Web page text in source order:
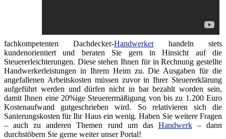
fachkompetenten Dachdecker-Handwerkerhandeln stets
kundenorientiert und beraten Sie gern in Hinsicht auf die
Steuererleichterungen. Diese stehen Ihnen für in Rechnung gestellte
Handwerkerleistungen in Ihrem Heim zu. Die Ausgaben für die
angefallenen Arbeitskosten müssen zuvor in Ihrer Steuererklärung
aufgeführt werden und dürfen nicht in bar bezahlt worden sein,
damit Ihnen eine 20%ige Steuerermäßigung von bis zu 1.200 Euro
Kostenaufwand gutgeschrieben wird. So relativieren sich die
Sanierungskosten für Ihr Haus ein wenig. Haben Sie weitere Fragen
– auch zu anderen Themen rund um das Handwerk– dann
durchstöbern Sie gerne weiter unser Portal!